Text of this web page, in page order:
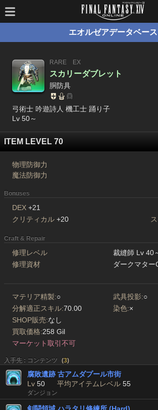
エオルゼアデータベース
RARE
EX
スカリーダブレット
胴防具
弓術士 吟遊詩人 機工士 踊り子
Lv 50～
ITEM LEVEL 70
物理防御力
魔法防御力
Bonuses
DEX +21
クリティカル +20
Craft & Repair
修理レベル
裁縫師 Lv 40
修理資材
ダークマター
マテリア精製:○ 武具投影:○
分解適正スキル:70.00 染色:×
SHOP販売:なし
買取価格:258 Gil
マーケット取引不可
入手先 : コンテンツ (3)
腐敗遺跡 古アムダプール市街
Lv 50 平均アイテムレベル 55
ダンジョン